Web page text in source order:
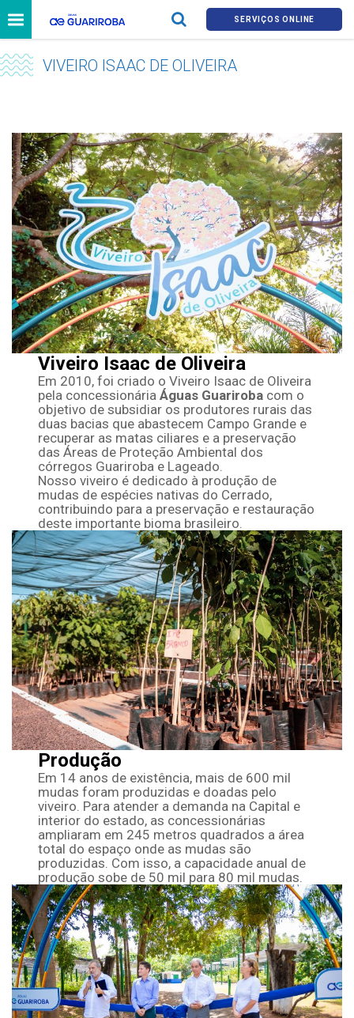
SERVIÇOS ONLINE
VIVEIRO ISAAC DE OLIVEIRA
Viveiro Isaac de Oliveira
Em 2010, foi criado o Viveiro Isaac de Oliveira
pela concessionáriaÁguas Guariroba com o
objetivo de subsidiar os produtores rurais das
duas bacias que abastecem Campo Grande e
recuperar as matas ciliares e a preservação
das Áreas de Proteção Ambiental dos
córregos Guariroba e Lageado.
Nosso viveiro é dedicado à produção de
mudas de espécies nativas do Cerrado,
contribuindo para a preservação e restauração
deste importante bioma brasileiro.
Produção
Em 14 anos de existência, mais de 600 mil
mudas foram produzidas e doadas pelo
viveiro. Para atender a demanda na Capital e
interior do estado, as concessionárias
ampliaram em 245 metros quadrados a área
total do espaço onde as mudas são
produzidas. Com isso, a capacidade anual de
produção sobe de 50 mil para 80 mil mudas.